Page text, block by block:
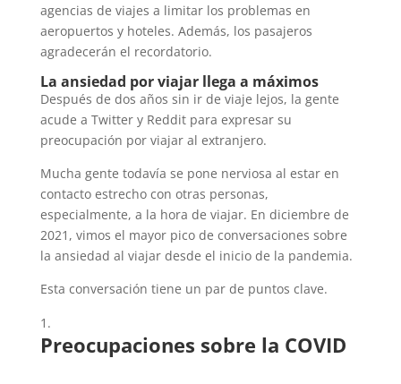
agencias de viajes a limitar los problemas en
aeropuertos y hoteles. Además, los pasajeros
agradecerán el recordatorio.
La ansiedad por viajar llega a máximos
Después de dos años sin ir de viaje lejos, la gente
acude a Twitter y Reddit para expresar su
preocupación por viajar al extranjero.
Mucha gente todavía se pone nerviosa al estar en
contacto estrecho con otras personas,
especialmente, a la hora de viajar. En diciembre de
2021, vimos el mayor pico de conversaciones sobre
la ansiedad al viajar desde el inicio de la pandemia.
Esta conversación tiene un par de puntos clave.
Preocupaciones sobre la COVID